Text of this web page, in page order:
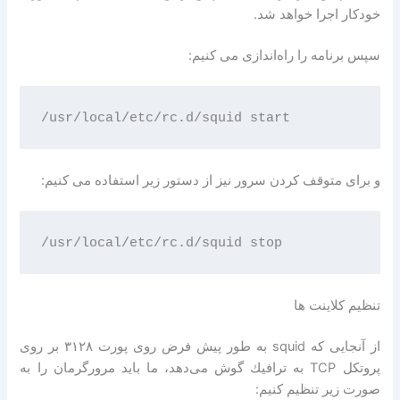
خودکار اجرا خواهد شد.
سپس برنامه را راه‌اندازی می کنیم:
و برای متوقف كردن سرور نیز از دستور زیر استفاده می كنیم:
تنظیم کلاینت ها
از آنجایی كه squid به طور پیش فرض روی پورت ۳۱۲۸ بر روی
پروتكل TCP به ترافیك گوش می‌دهد، ما باید مرورگرمان را به
صورت زیر تنظیم كنیم: